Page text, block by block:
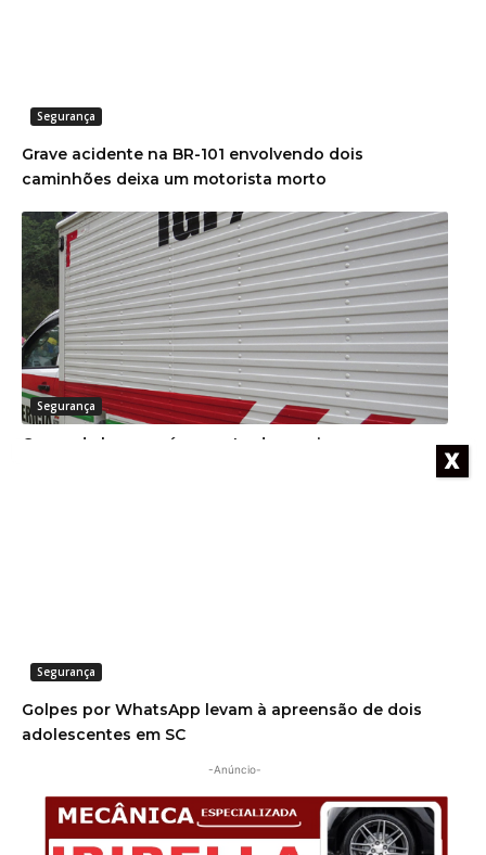
Segurança
Grave acidente na BR-101 envolvendo dois
caminhões deixa um motorista morto
Segurança
Corpo de homem é encontrado em rio
Segurança
Golpes por WhatsApp levam à apreensão de dois
adolescentes em SC
-Anúncio-
X